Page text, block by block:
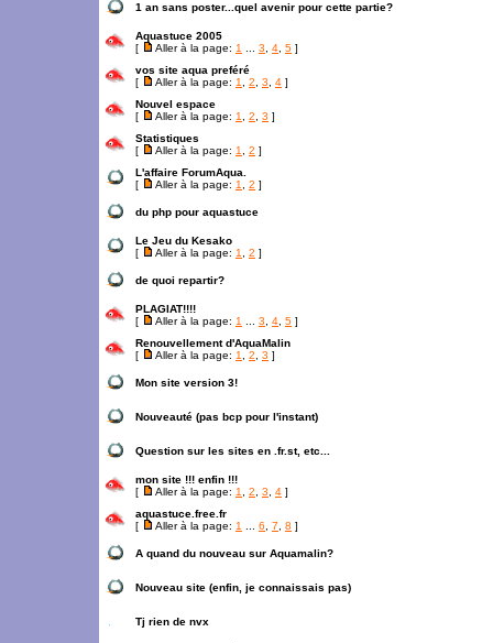
1 an sans poster...quel avenir pour cette partie?
Aquastuce 2005
[
Aller à la page: 1 3 4 5 ]
vos site aqua preféré
[
Aller à la page: 1 2 3 4 ]
Nouvel espace
[
Aller à la page: 1 2 3 ]
Statistiques
[
Aller à la page: 1 2 ]
L'affaire ForumAqua.
[
Aller à la page: 1 2 ]
du php pour aquastuce
Le Jeu du Kesako
[
Aller à la page: 1 2 ]
de quoi repartir?
PLAGIAT!!!!
[
Aller à la page: 1 3 4 5 ]
Renouvellement d'AquaMalin
[
Aller à la page: 1 2 3 ]
Mon site version 3!
Nouveauté (pas bcp pour l'instant)
Question sur les sites en .fr.st, etc...
mon site !!! enfin !!!
[
Aller à la page: 1 2 3 4 ]
aquastuce.free.fr
[
Aller à la page: 1 6 7 8 ]
A quand du nouveau sur Aquamalin?
Nouveau site (enfin, je connaissais pas)
Tj rien de nvx